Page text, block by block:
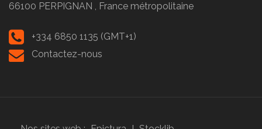
66100 PERPIGNAN , France métropolitaine
+334 6850 1135 (GMT+1)
Contactez-nous